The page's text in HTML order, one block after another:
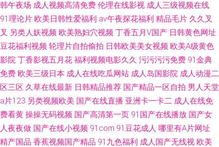
韩午夜场 成人视频高清免费 伦理在线影视 成人三级视频在线
91理论片 欧美日韩性爱福利 av午夜探花福利 精品毛片 久久叉
叉 另类人妖视频 欧美熟妇穴视频 丁香五月V国产 日韩黄色网址
豆花福利视频 轮理片自拍偷拍 日韩欧美美女视频 欧美A级黄色
影院 丁香影视五月花 福利视频电影久久 污污污污免费 91金典
免费 欧美三级日本 成人在线吃瓜网站 成人岛国影院 成人动漫二
区三区 久草在线最新 日韩精品推荐 国产精品一区自拍 男人天堂
a片123 另类视频欧美 国产在线直播 亚洲卡一卡二 成人在线免
费看黄 操操无码视频 国产高清第一页 91国产在线播放 国产女
人夜夜做 国产在线小视频 91com 91豆花成人 哪里有A片网址
精产国品 香蕉视频国产精品 91九色福利 成人国产无线视 欧美